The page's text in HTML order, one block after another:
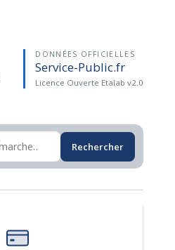
DONNÉES OFFICIELLES
Service-Public.fr
Licence Ouverte Etalab v2.0
Rechercher